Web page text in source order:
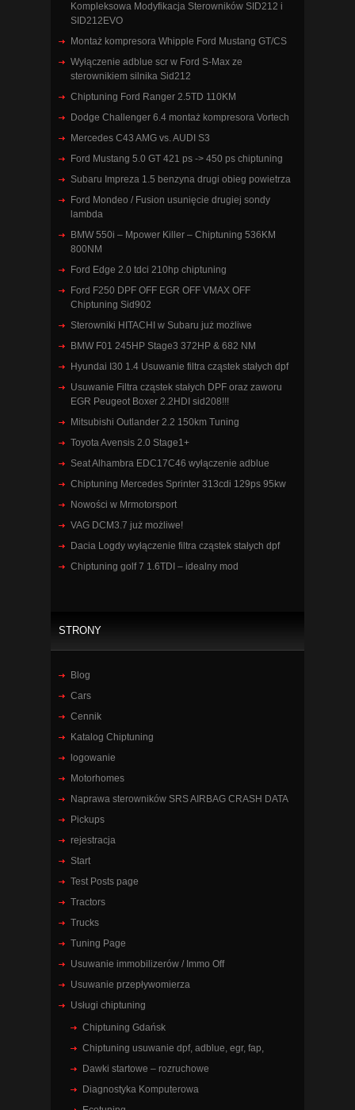
Kompleksowa Modyfikacja Sterowników SID212 i
SID212EVO
Montaż kompresora Whipple Ford Mustang GT/CS
Wyłączenie adblue scr w Ford S-Max ze
sterownikiem silnika Sid212
Chiptuning Ford Ranger 2.5TD 110KM
Dodge Challenger 6.4 montaż kompresora Vortech
Mercedes C43 AMG vs. AUDI S3
Ford Mustang 5.0 GT 421 ps -> 450 ps chiptuning
Subaru Impreza 1.5 benzyna drugi obieg powietrza
Ford Mondeo / Fusion usunięcie drugiej sondy
lambda
BMW 550i – Mpower Killer – Chiptuning 536KM
800NM
Ford Edge 2.0 tdci 210hp chiptuning
Ford F250 DPF OFF EGR OFF VMAX OFF
Chiptuning Sid902
Sterowniki HITACHI w Subaru już możliwe
BMW F01 245HP Stage3 372HP & 682 NM
Hyundai I30 1.4 Usuwanie filtra cząstek stałych dpf
Usuwanie Filtra cząstek stałych DPF oraz zaworu
EGR Peugeot Boxer 2.2HDI sid208!!!
Mitsubishi Outlander 2.2 150km Tuning
Toyota Avensis 2.0 Stage1+
Seat Alhambra EDC17C46 wyłączenie adblue
Chiptuning Mercedes Sprinter 313cdi 129ps 95kw
Nowości w Mrmotorsport
VAG DCM3.7 już możliwe!
Dacia Logdy wyłączenie filtra cząstek stałych dpf
Chiptuning golf 7 1.6TDI – idealny mod
STRONY
Blog
Cars
Cennik
Katalog Chiptuning
logowanie
Motorhomes
Naprawa sterowników SRS AIRBAG CRASH DATA
Pickups
rejestracja
Start
Test Posts page
Tractors
Trucks
Tuning Page
Usuwanie immobilizerów / Immo Off
Usuwanie przepływomierza
Usługi chiptuning
Chiptuning Gdańsk
Chiptuning usuwanie dpf, adblue, egr, fap,
Dawki startowe – rozruchowe
Diagnostyka Komputerowa